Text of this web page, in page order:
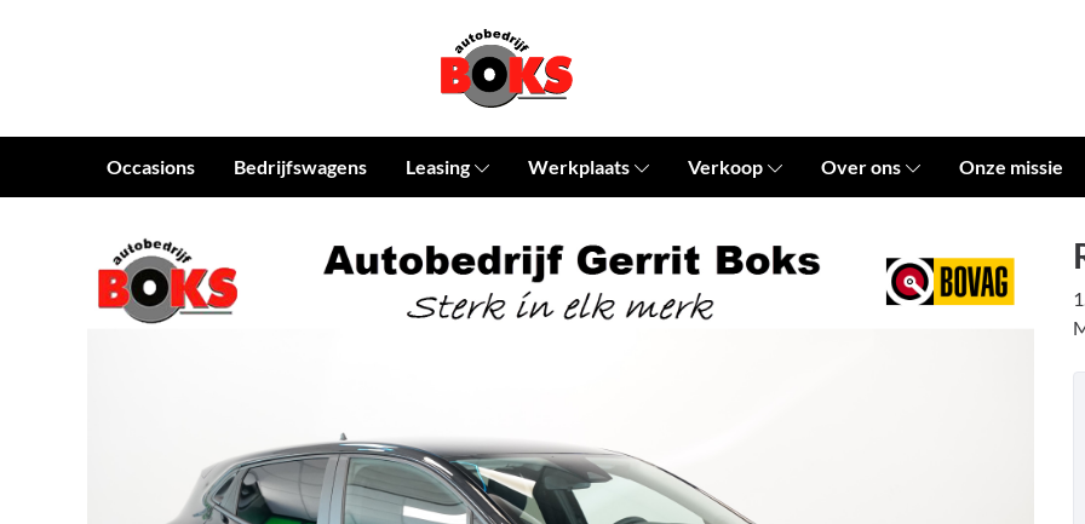
Occasions Bedrijfswagens Leasing Werkplaats Verkoop Over ons Onze missie